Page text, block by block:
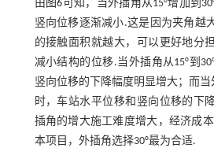
由 图6 可知，当外插角从15°增加到
竖向位移逐渐减小.这是因为夹角越
的接触面积就越大，可以更好地分
减小结构的位移.当外插角从15°到
竖向位移的下降幅度明显增大；而当
时，车站水平位移和竖向位移的下
插角的增大施工难度增大，经济成
本项目，外插角选择30°最为合适.